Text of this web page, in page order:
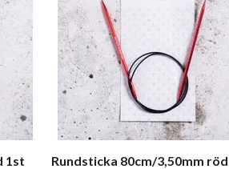
1st
Rundsticka 80cm/3,50mm